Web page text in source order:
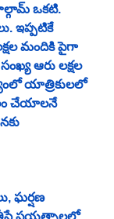
ఒకటి.
ఇప్పటికే
మందికి పైగా
ఆరు లక్షల
యాత్రికులలో
చేయాలనే
ఘర్షణ